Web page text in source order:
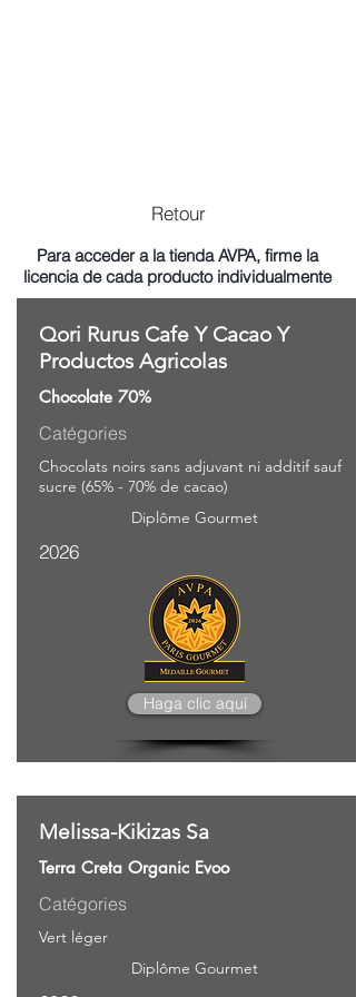
Retour
Para acceder a la tienda AVPA, firme la
licencia de cada producto individualmente
Qori Rurus Cafe Y Cacao Y
Productos Agricolas
Chocolate 70%
Catégories
Chocolats noirs sans adjuvant ni additif sauf
sucre (65% - 70% de cacao)
Diplôme Gourmet
2026
Haga clic aquí
Melissa-Kikizas Sa
Terra Creta Organic Evoo
Catégories
Vert léger
Diplôme Gourmet